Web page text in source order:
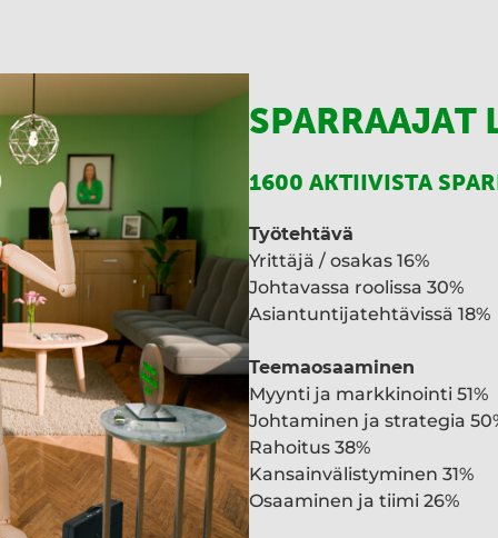
SPARRAAJAT
1600 AKTIIVISTA
Työtehtävä
Yrittäjä / osakas 16%
Johtavassa roolissa 30%
Asiantuntijatehtävissä 18%
Teemaosaaminen
Myynti ja markkinointi 51%
Johtaminen ja strategia
Rahoitus 38%
Kansainvälistyminen 31%
Osaaminen ja tiimi 26%